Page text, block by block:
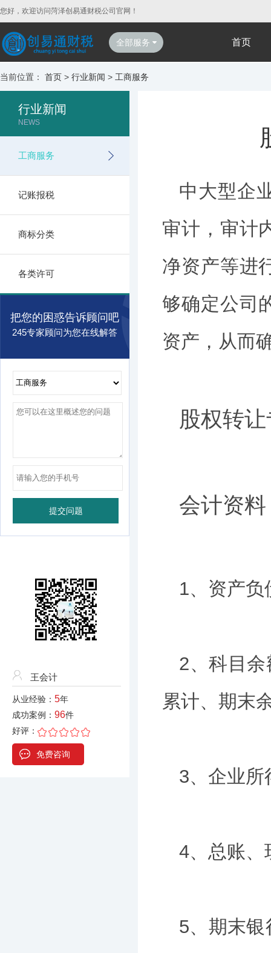
您好，欢迎访问菏泽创易通财税公司官网！
全部服务 首页
当前位置： 首页 > 行业新闻 > 工商服务
行业新闻
NEWS
工商服务
记账报税
商标分类
各类许可
把您的困惑告诉顾问吧
245专家顾问为您在线解答
王会计
从业经验： 5年
成功案例： 96件
好评：
免费咨询
中大型企
审计，审计
净资产等进
够确定公司
资产，从而
股权转
会计资料
1、资产
2、科目
累计、期末
3、企业所
4、总账、
5、期末